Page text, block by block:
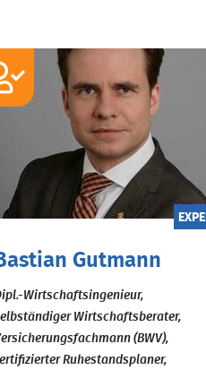
Gutmann
Wirtschaftsingenieur,
Wirtschaftsberater,
(BWV),
Ruhestandsplaner,